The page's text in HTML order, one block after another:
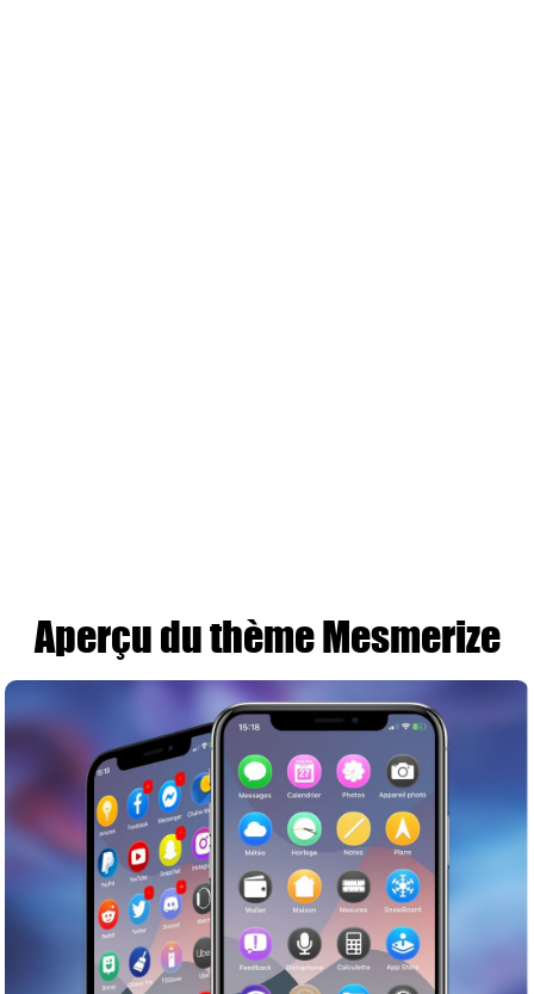
Aperçu du thème Mesmerize